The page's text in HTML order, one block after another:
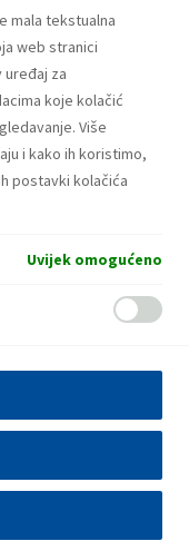
mala tekstualna
web stranici
uređaj za
koje kolačić
Više
i kako ih koristimo,
postavki kolačića
Uvijek omogućeno